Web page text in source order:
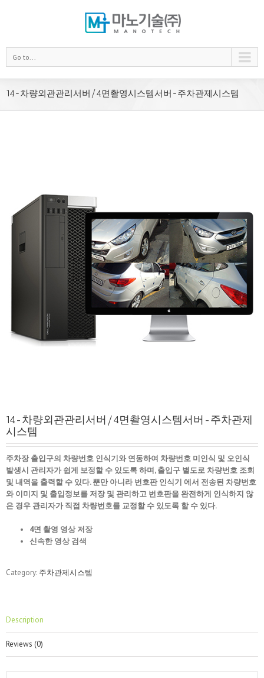
Go to...
14-차량외관관리서버/4면촬영시스템서버-주차관제시스템
14-차량외관관리서버/4면촬영시스템서버-주차관제
시스템
주차장출입구의 차량번호 인식기와 연동하여 차량번호 미인식 및 오인식
발생시 관리자가 쉽게 보정할 수 있도록 하며,출입구 별도로 차량번호 조회
및 내역을 출력할 수 있다.뿐만 아니라 번호판 인식기 에서 전송된 차량번호
와 이미지 및 출입정보를 저장 및 관리하고 번호판을 완전하게 인식하지 않
은 경우 관리자가 직접 차량번호를 교정할 수 있도록 할수 있다.
4면 촬영 영상 저장
신속한 영상 검색
Category: 주차관제시스템
Description
Reviews (0)